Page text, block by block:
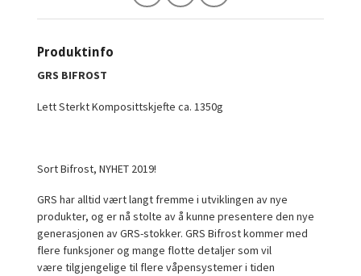
Produktinfo
GRS BIFROST
Lett Sterkt Komposittskjefte ca. 1350g
Sort Bifrost, NYHET 2019!
GRS har alltid vært langt fremme i utviklingen av nye
produkter, og er nå stolte av å kunne presentere den nye
generasjonen av GRS-stokker. GRS Bifrost kommer med
flere funksjoner og mange flotte detaljer som vil
være tilgjengelige til flere våpensystemer i tiden